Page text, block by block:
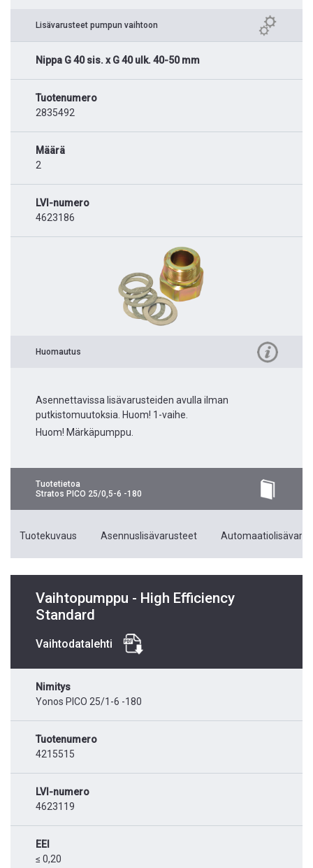
Lisävarusteet pumpun vaihtoon
Nippa G 40 sis. x G 40 ulk. 40-50 mm
Tuotenumero
2835492
Määrä
2
LVI-numero
4623186
Huomautus
Asennettavissa lisävarusteiden avulla ilman
putkistomuutoksia. Huom! 1-vaihe.
Huom! Märkäpumppu.
Tuotetietoa
Stratos PICO 25/0,5-6 -180
Tuotekuvaus Asennuslisävarusteet
Vaihtopumppu - High Efficiency
Standard
Vaihtodatalehti
Nimitys
Yonos PICO 25/1-6 -180
Tuotenumero
4215515
LVI-numero
4623119
EEI
≤ 0,20